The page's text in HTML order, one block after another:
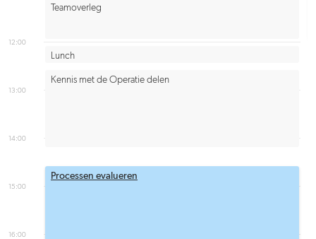
12:00
13:00
14:00
15:00
16:00
Lunch
Teamoverleg
Processen evalueren
Kennis met de Operatie delen